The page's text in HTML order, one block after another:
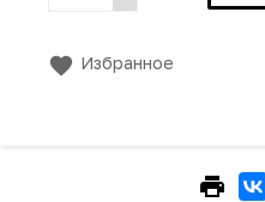
Избранное